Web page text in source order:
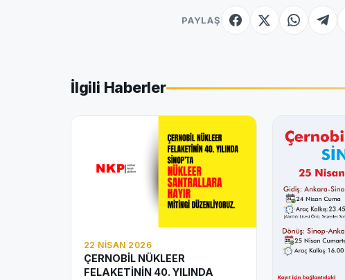
PAYLAŞ
İlgili Haberler
22 NISAN 2026
ÇERNOBİL NÜKLEER
FELAKETİNİN 40. YILINDA